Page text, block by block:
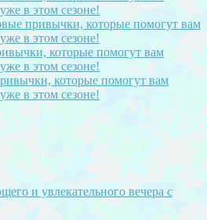
и увлекательного вечера с